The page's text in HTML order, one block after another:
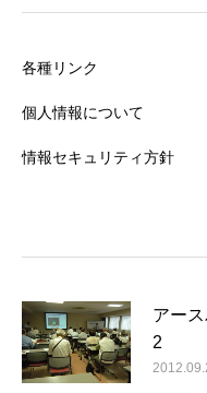
各種リンク
個人情報について
情報セキュリティ方針
アー
2